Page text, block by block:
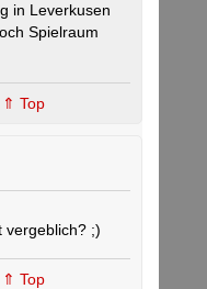
in Leverkusen
Spielraum
⇑ Top
vergeblich? ;)
⇑ Top